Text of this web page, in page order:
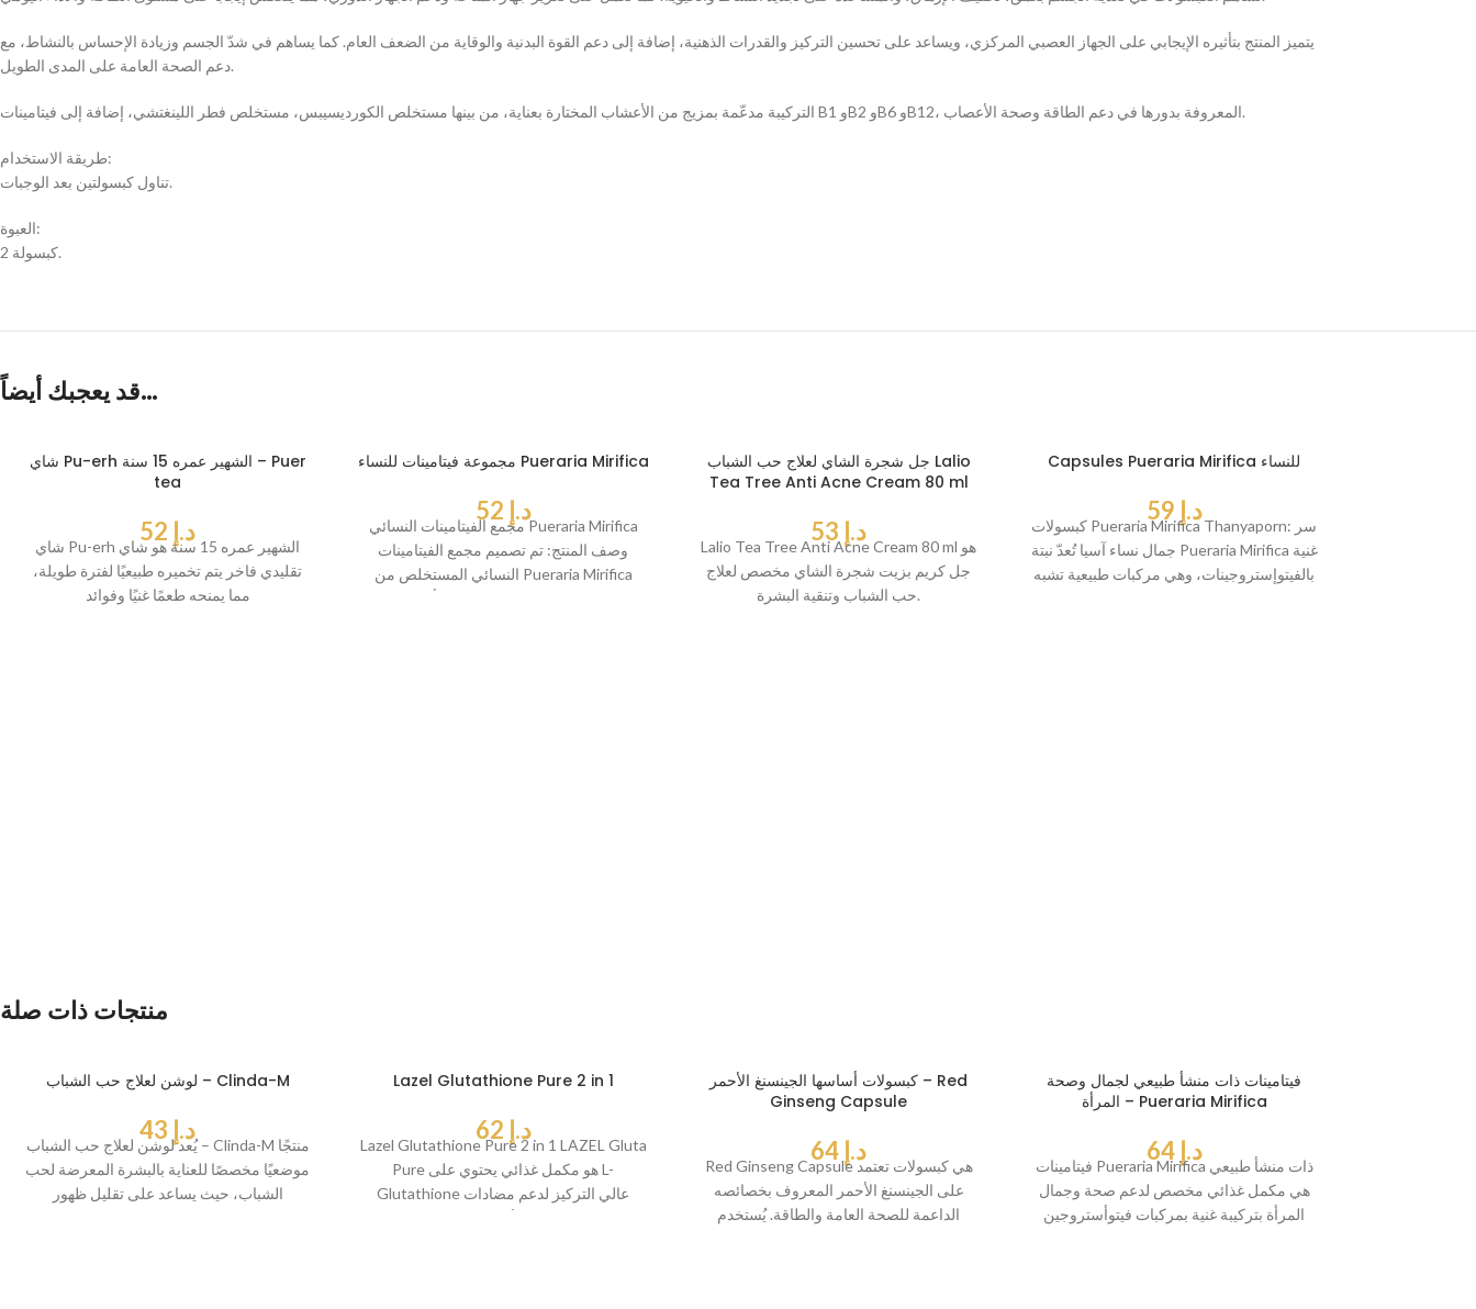
يتميز المنتج بتأثيره الإيجابي على الجهاز العصبي المركزي، ويساعد على تحسين التركيز والقدرات الذهنية، إضافة إلى دعم القوة البدنية والوقاية من الضعف العام. كما يساهم في شدّ الجسم وزيادة الإحساس بالنشاط، مع
دعم الصحة العامة على المدى الطويل.
التركيبة مدعّمة بمزيج من الأعشاب المختارة بعناية، من بينها مستخلص الكورديسيبس، مستخلص فطر اللينغتشي، إضافة إلى فيتامينات B1 وB2 وB6 وB12، المعروفة بدورها في دعم الطاقة وصحة الأعصاب.
طريقة الاستخدام:
تناول كبسولتين بعد الوجبات.
العبوة:
2 كبسولة.
قد يعجبك أيضاً…
شاي Pu-erh الشهير عمره 15 سنة – Puer
tea
د.إ
شاي Pu-erh الشهير عمره 15 سنة هو شاي
تقليدي فاخر يتم تخميره طبيعيًا لفترة طويلة،
مما يمنحه طعمًا غنيًا وفوائد
مجموعة فيتامينات للنساء Pueraria Mirifica
د.إ
مجمع الفيتامينات النسائي Pueraria Mirifica
وصف المنتج: تم تصميم مجمع الفيتامينات
النسائي المستخلص من Pueraria Mirifica
جل شجرة الشاي لعلاج حب الشباب Lalio
Tea Tree Anti Acne Cream 80 ml
د.إ
Lalio Tea Tree Anti Acne Cream 80 ml هو
جل كريم بزيت شجرة الشاي مخصص لعلاج
حب الشباب وتنقية البشرة.
Capsules Pueraria Mirifica للنساء
د.إ
كبسولات Pueraria Mirifica Thanyaporn: سر
جمال نساء آسيا تُعدّ نبتة Pueraria Mirifica غنية
بالفيتوإستروجينات، وهي مركبات طبيعية تشبه
منتجات ذات صلة
لوشن لعلاج حب الشباب – Clinda-M
د.إ
يُعد لوشن لعلاج حب الشباب – Clinda-M منتجًا
موضعيًا مخصصًا للعناية بالبشرة المعرضة لحب
الشباب، حيث يساعد على تقليل ظهور
Lazel Glutathione Pure 2 in 1
د.إ
Lazel Glutathione Pure 2 in 1 LAZEL Gluta
Pure هو مكمل غذائي يحتوي على L-
Glutathione عالي التركيز لدعم مضادات
كبسولات أساسها الجينسنغ الأحمر – Red
Ginseng Capsule
د.إ
Red Ginseng Capsule هي كبسولات تعتمد
على الجينسنغ الأحمر المعروف بخصائصه
الداعمة للصحة العامة والطاقة. يُستخدم
فيتامينات ذات منشأ طبيعي لجمال وصحة
المرأة – Pueraria Mirifica
د.إ 64
فيتامينات Pueraria Mirifica ذات منشأ طبيعي
هي مكمل غذائي مخصص لدعم صحة وجمال
المرأة بتركيبة غنية بمركبات فيتوأستروجين